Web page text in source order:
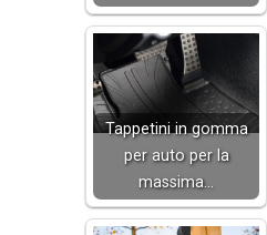
Tappetini in gomma
per auto per la
massima…